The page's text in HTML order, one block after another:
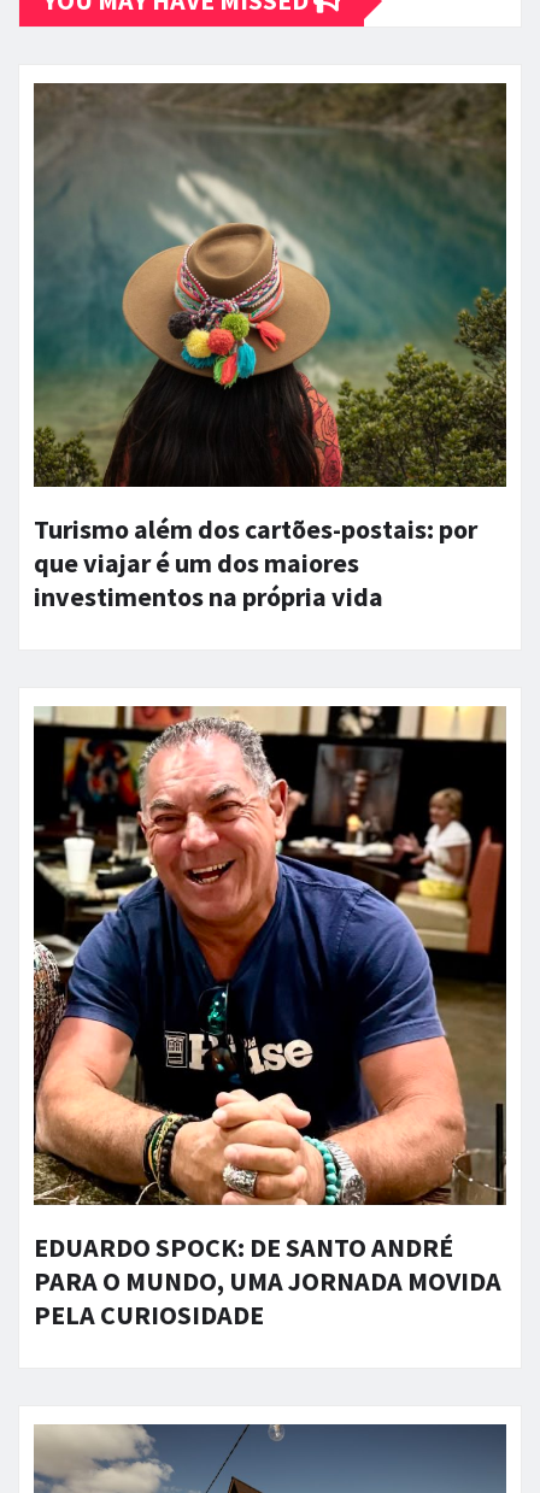
Turismo além dos cartões-postais: por
que viajar é um dos maiores
investimentos na própria vida
EDUARDO SPOCK: DE SANTO ANDRÉ
PARA O MUNDO, UMA JORNADA MOVIDA
PELA CURIOSIDADE